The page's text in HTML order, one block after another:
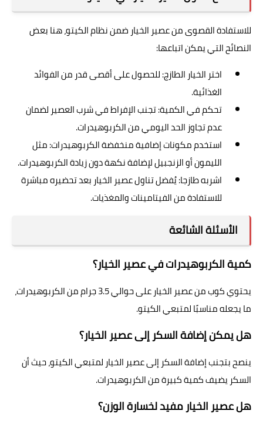
للاستفادة القصوى من عصير الخيار ضمن نظام الكيتو، هنا بعض
النصائح التي يمكن اتباعها:
اختر الخيار الطازج: للحصول على أقصى قدر من الفوائد
الغذائية.
تحكم في الكمية: تجنب الإفراط في شرب العصير لضمان
عدم تجاوز الحد اليومي من الكربوهيدرات.
استخدم مكونات إضافية منخفضة الكربوهيدرات: مثل
الليمون أو الزنجبيل لإضافة نكهة دون زيادة الكربوهيدرات.
اشربه طازجا: يُفضل تناول عصير الخيار بعد تحضيره مباشرة
للاستفادة من الفيتامينات والمغذيات.
الأسئلة الشائعة
كمية الكربوهيدرات في عصير الخيار؟
يحتوي كوب من عصير الخيار على حوالي 3.5 جرام من الكربوهيدرات،
ما يجعله مناسبًا لمتبعي الكيتو.
هل يمكن إضافة السكر إلى عصير الخيار؟
ينصح بتجنب إضافة السكر إلى عصير الخيار لمتبعي الكيتو، حيث أن
السكر يضيف كمية كبيرة من الكربوهيدرات.
هل عصير الخيار مفيد لخسارة الوزن؟